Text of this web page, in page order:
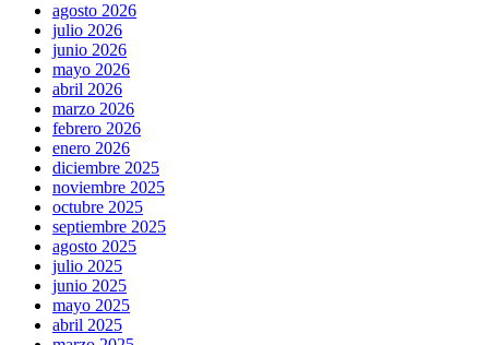
agosto 2026
julio 2026
junio 2026
mayo 2026
abril 2026
marzo 2026
febrero 2026
enero 2026
diciembre 2025
noviembre 2025
octubre 2025
septiembre 2025
agosto 2025
julio 2025
junio 2025
mayo 2025
abril 2025